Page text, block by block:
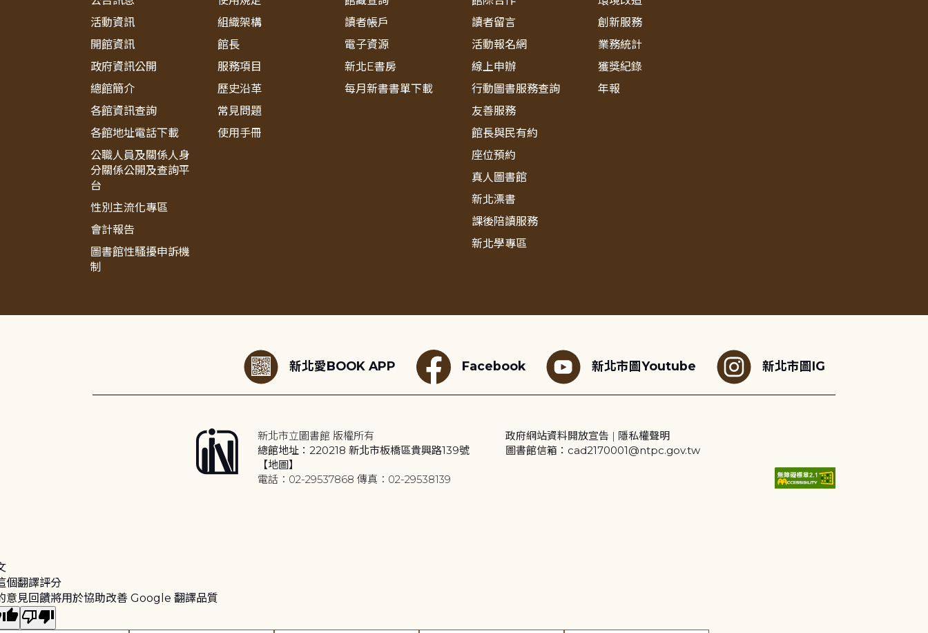
活動資訊
開館資訊
政府資訊公開
總館簡介
各館資訊查詢
各館地址電話下載
公職人員及關係人身
分關係公開及查詢平
台
性別主流化專區
會計報告
圖書館性騷擾申訴機
制
組織架構
館長
服務項目
歷史沿革
常見問題
使用手冊
讀者帳戶
電子資源
新北E書房
每月新書書單下載
讀者留言
活動報名網
線上申辦
行動圖書服務查詢
友善服務
館長與民有約
座位預約
真人圖書館
新北漂書
課後陪讀服務
新北學專區
創新服務
業務統計
獲獎紀錄
年報
新北愛BOOK APP Facebook 新北市圖Youtube 新北市圖IG
新北市立圖書館 版權所有
總館地址：220218 新北市板橋區貴興路139號
【地圖】
電話：02-29537868 傳真：02-29538139
政府網站資料開放宣告 | 隱私權聲明
圖書館信箱：cad2170001@ntpc.gov.tw
個翻譯評分
意見回饋將用於協助改善 Google 翻譯品質